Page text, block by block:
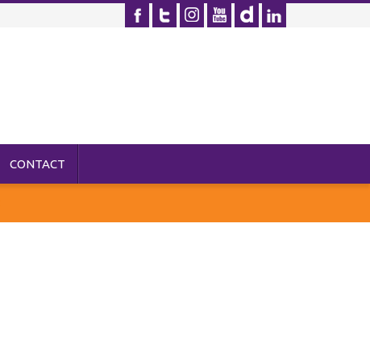
CONTACT